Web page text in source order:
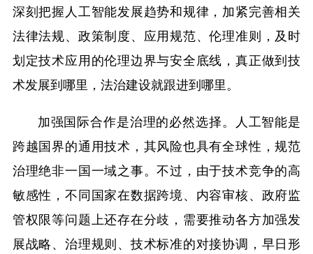
深刻把握人工智能发展趋势和规律，加紧完善相关
法律法规、政策制度、应用规范、伦理准则，及时
划定技术应用的伦理边界与安全底线，真正做到技
术发展到哪里，法治建设就跟进到哪里。
加强国际合作是治理的必然选择。人工智能是
跨越国界的通用技术，其风险也具有全球性，规范
治理绝非一国一域之事。不过，由于技术竞争的高
敏感性，不同国家在数据跨境、内容审核、政府监
管权限等问题上还存在分歧，需要推动各方加强发
展战略、治理规则、技术标准的对接协调，早日形